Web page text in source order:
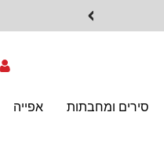
›
סירים ומחבתות אפייה